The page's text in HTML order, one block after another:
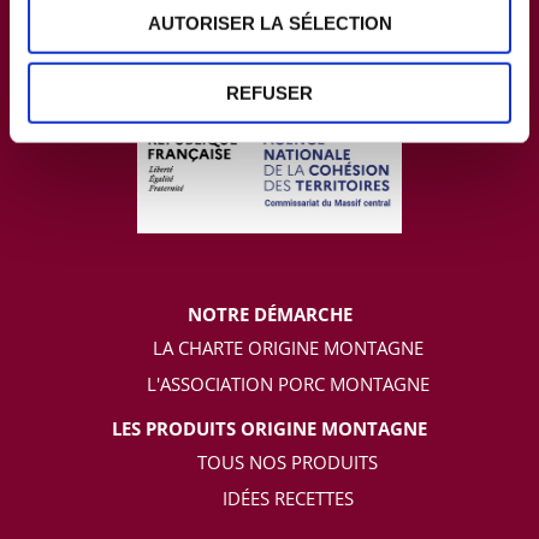
AUTORISER LA SÉLECTION
REFUSER
NOTRE DÉMARCHE
LA CHARTE ORIGINE MONTAGNE
L'ASSOCIATION PORC MONTAGNE
LES PRODUITS ORIGINE MONTAGNE
TOUS NOS PRODUITS
IDÉES RECETTES